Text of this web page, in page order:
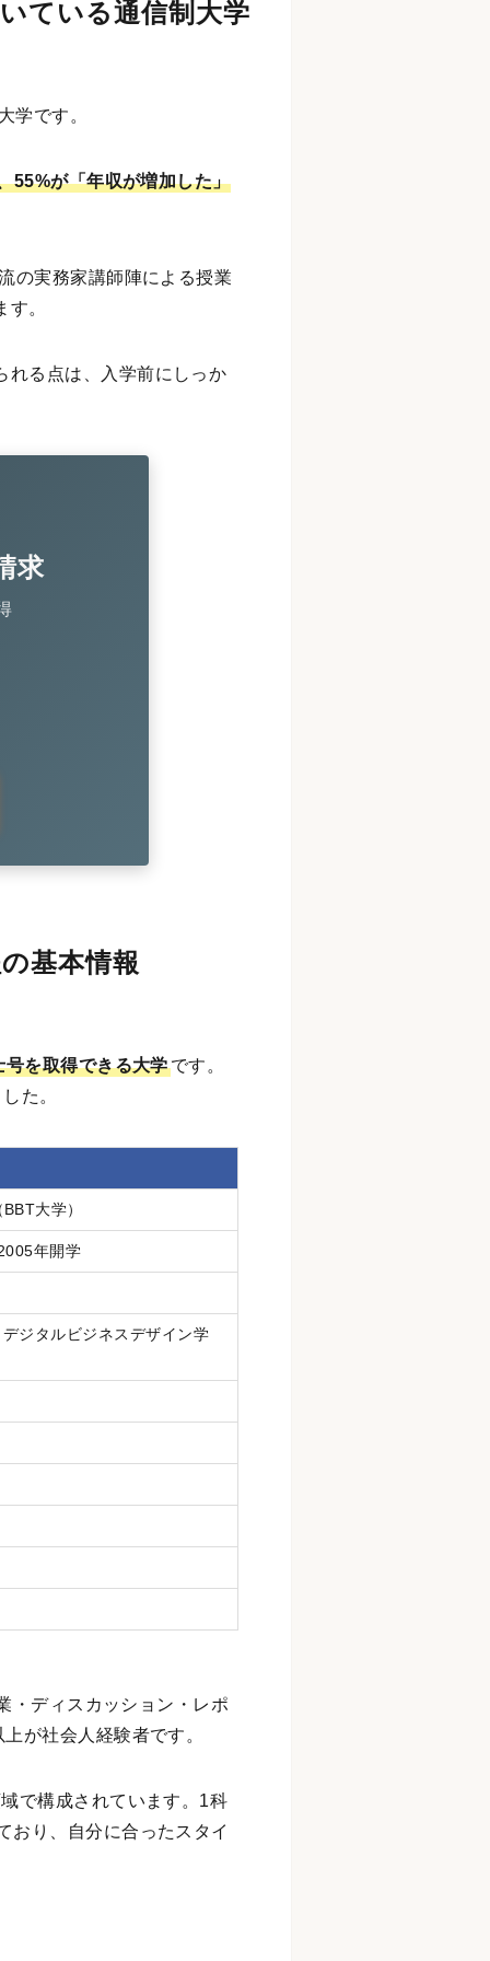
ている通信制大学
学です。
55%が「年収が増加した」
の実務家講師陣による授業
。
れる点は、入学前にしっか
求
基本情報
を取得できる大学です。
た。
大学）
年開学
ジタルビジネスデザイン学
・ディスカッション・レポ
が社会人経験者です。
で構成されています。1科
おり、自分に合ったスタイ